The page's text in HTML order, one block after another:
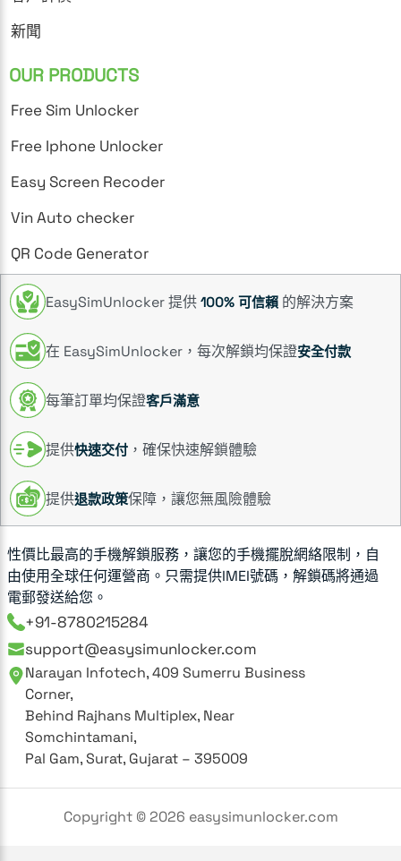
新聞
OUR PRODUCTS
Free Sim Unlocker
Free Iphone Unlocker
Easy Screen Recoder
Vin Auto checker
QR Code Generator
EasySimUnlocker 提供 100% 可信賴 的解決方案
在 EasySimUnlocker，每次解鎖均保證安全付款
每筆訂單均保證客戶滿意
提供快速交付 ，確保快速解鎖體驗
提供退款政策保障，讓您無風險體驗
性價比最高的手機解鎖服務，讓您的手機擺脫網絡限制，自
由使用全球任何運營商。只需提供IMEI號碼，解鎖碼將通過
電郵發送給您。
+91-8780215284
support@easysimunlocker.com
Narayan Infotech, 409 Sumerru Business
Corner,
Behind Rajhans Multiplex, Near
Somchintamani,
Pal Gam, Surat, Gujarat – 395009
Copyright ©2026 easysimunlocker.com